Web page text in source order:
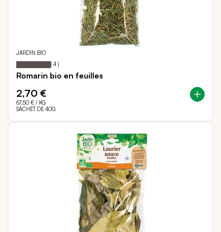
JARDIN BIO
Notation: 100
% of
( 4 )
Romarin bio en feuilles
2,70 €
67,50 € / KG
SACHET DE 40G